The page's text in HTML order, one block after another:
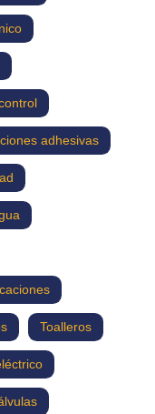
adhesivas
Toalleros